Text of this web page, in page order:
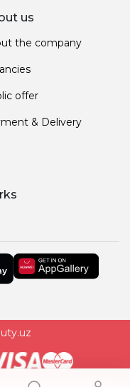
us
the company
offer
& Delivery